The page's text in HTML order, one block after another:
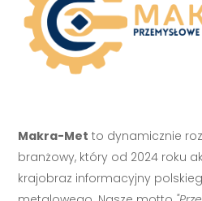
Makra-Met to dynamicznie
branżowy, który od 2024 roku
krajobraz informacyjny